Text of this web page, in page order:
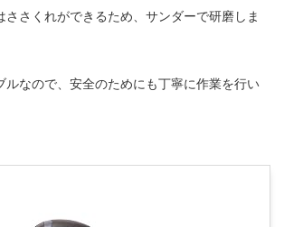
ささくれができるため、サンダーで研磨しま
ルなので、安全のためにも丁寧に作業を行い